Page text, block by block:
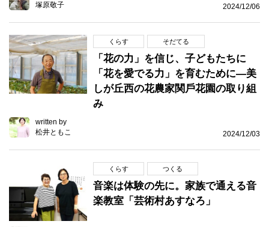
塚原敬子
2024/12/06
くらす そだてる
「花の力」を信じ、子どもたちに
「花を愛でる⼒」を育むために―美
しが丘⻄の花農家関⼾花園の取り組
み
written by
松井ともこ
2024/12/03
くらす つくる
音楽は体験の先に。家族で通える音
楽教室「芸術村あすなろ」